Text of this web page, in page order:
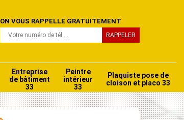
ON VOUS RAPPELLE GRATUITEMENT
Entreprise
de bâtiment
33
Peintre
intérieur
33
Plaquiste pose de
cloison et placo 33